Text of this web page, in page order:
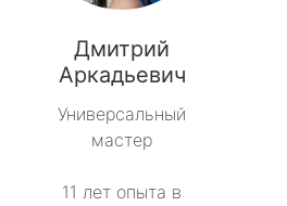
Дмитрий
Аркадьевич
Универсальный
мастер
11 лет опыта в